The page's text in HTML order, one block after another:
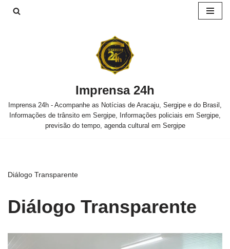
Imprensa 24h
Imprensa 24h - Acompanhe as Notícias de Aracaju, Sergipe e do Brasil,
Informações de trânsito em Sergipe, Informações policiais em Sergipe,
previsão do tempo, agenda cultural em Sergipe
Diálogo Transparente
Diálogo Transparente